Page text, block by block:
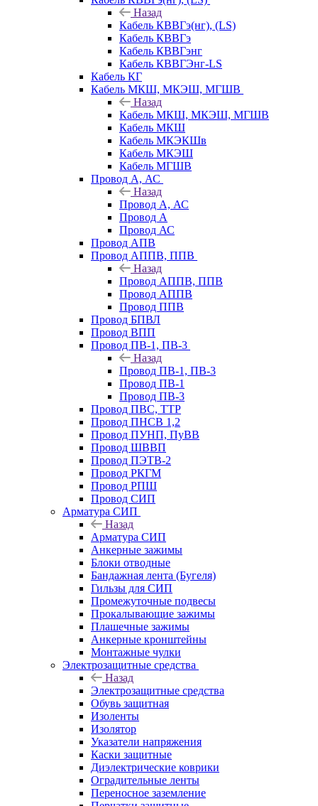
Назад
Кабель КВВГэ(нг), (LS)
Кабель КВВГэ
Кабель КВВГэнг
Кабель КВВГЭнг-LS
Кабель КГ
Кабель МКШ, МКЭШ, МГШВ
Назад
Кабель МКШ, МКЭШ, МГШВ
Кабель МКШ
Кабель МКЭКШв
Кабель МКЭШ
Кабель МГШВ
Провод А, АС
Назад
Провод А, АС
Провод А
Провод АС
Провод АПВ
Провод АППВ, ППВ
Назад
Провод АППВ, ППВ
Провод АППВ
Провод ППВ
Провод БПВЛ
Провод ВПП
Провод ПВ-1, ПВ-3
Назад
Провод ПВ-1, ПВ-3
Провод ПВ-1
Провод ПВ-3
Провод ПВС, ТТР
Провод ПНСВ 1,2
Провод ПУНП, ПуВВ
Провод ШВВП
Провод ПЭТВ-2
Провод РКГМ
Провод РПШ
Провод СИП
Арматура СИП
Назад
Арматура СИП
Анкерные зажимы
Блоки отводные
Бандажная лента (Бугеля)
Гильзы для СИП
Промежуточные подвесы
Прокалывающие зажимы
Плашечные зажимы
Анкерные кронштейны
Монтажные чулки
Электрозащитные средства
Назад
Электрозащитные средства
Обувь защитная
Изоленты
Изолятор
Указатели напряжения
Каски защитные
Диэлектрические коврики
Оградительные ленты
Переносное заземление